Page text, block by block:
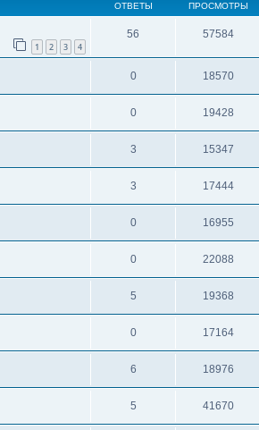
ОТВЕТЫ ПРОСМОТРЫ
1 2 3 4
56 57584
0 18570
0 19428
3 15347
3 17444
0 16955
0 22088
5 19368
0 17164
6 18976
5 41670